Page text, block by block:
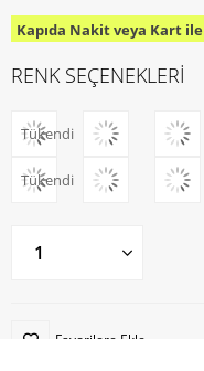
Kapıda Nakit veya Kart
RENK SEÇENEKLERİ
Tükendi
Tükendi
Favorilere Ekle